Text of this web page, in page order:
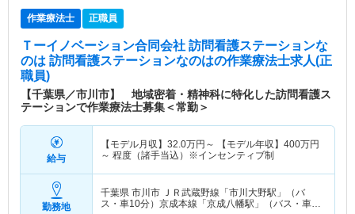
作業療法士 正職員
Ｔーイノベーション合同会社 訪問看護ステーションな
のは 訪問看護ステーションなのはの作業療法士求人(正
職員)
【千葉県／市川市】 地域密着・精神科に特化した訪問看護ス
テーションで作業療法士募集＜常勤＞
給与
【モデル月収】 32.0万円～ 【モデル年収】 400万円
～ 程度（諸手当込）※インセンティブ制
勤務地
千葉県 市川市 ＪＲ武蔵野線「市川大野駅」（バ
ス・車10分）京成本線「京成八幡駅」（バス・車